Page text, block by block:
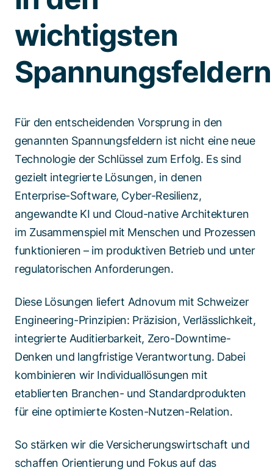
wichtigsten
Spannungsfeldern
Für den entscheidenden Vorsprung in den
genannten Spannungsfeldern ist nicht eine neue
Technologie der Schlüssel zum Erfolg. Es sind
gezielt integrierte Lösungen, in denen
Enterprise-Software, Cyber-Resilienz,
angewandte KI und Cloud-native Architekturen
im Zusammenspiel mit Menschen und Prozessen
funktionieren – im produktiven Betrieb und unter
regulatorischen Anforderungen.
Diese Lösungen liefert Adnovum mit Schweizer
Engineering-Prinzipien: Präzision, Verlässlichkeit,
integrierte Auditierbarkeit, Zero-Downtime-
Denken und langfristige Verantwortung. Dabei
kombinieren wir Individuallösungen mit
etablierten Branchen- und Standardprodukten
für eine optimierte Kosten-Nutzen-Relation.
So stärken wir die Versicherungswirtschaft und
schaffen Orientierung und Fokus auf das